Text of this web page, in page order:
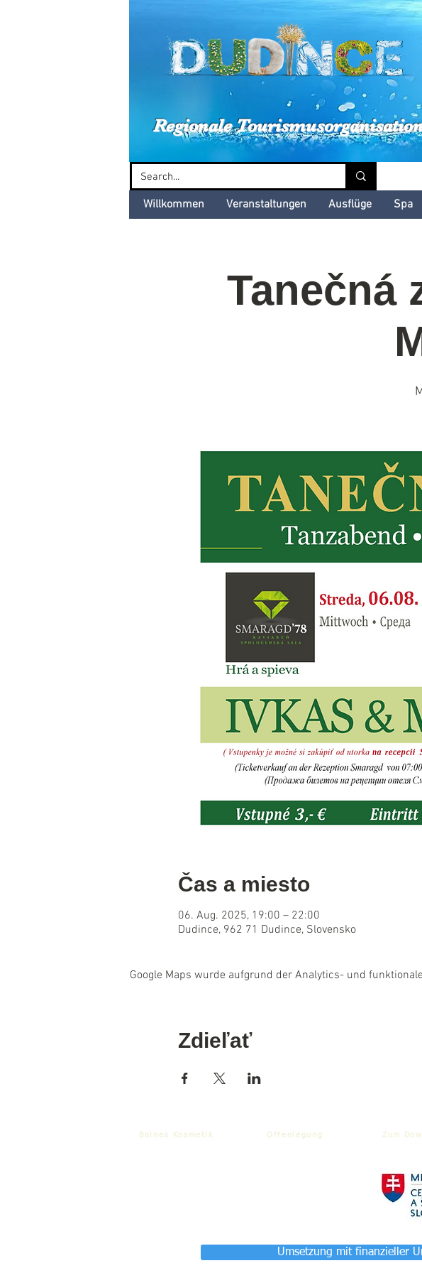
Dudinské
Regionale
Willkommen Veranstaltungen Ausflüge Spa
Tanečná
Čas a miesto
06. Aug. 2025, 19:00 – 22:00
Dudince, 962 71 Dudince, Slovensko
Google Maps wurde aufgrund der Analytics- und
Zdieľať
Balnea Kosmetik Offenlegung Zum
Umsetzung mit finanzieller